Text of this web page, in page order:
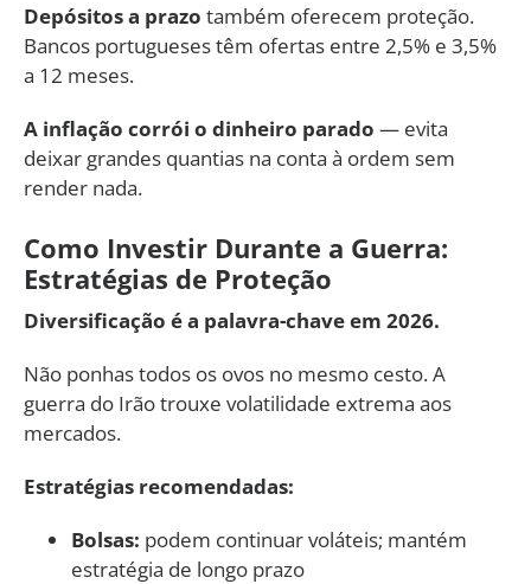
Depósitos a prazo também oferecem proteção.
Bancos portugueses têm ofertas entre 2,5% e 3,5%
a 12 meses.
A inflação corrói o dinheiro parado — evita
deixar grandes quantias na conta à ordem sem
render nada.
Como Investir Durante a Guerra:
Estratégias de Proteção
Diversificação é a palavra-chave em 2026.
Não ponhas todos os ovos no mesmo cesto. A
guerra do Irão trouxe volatilidade extrema aos
mercados.
Estratégias recomendadas:
Bolsas: podem continuar voláteis; mantém
estratégia de longo prazo